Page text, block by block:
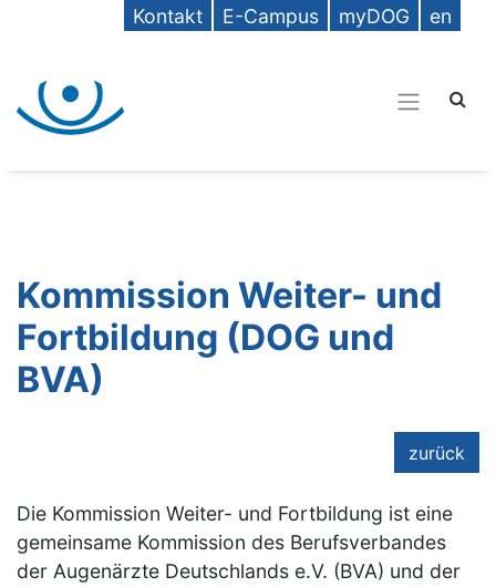
Kontakt E-Campus myDOG en
Kommission Weiter- und
Fortbildung (DOG und
BVA)
zurück
Die Kommission Weiter- und Fortbildung ist eine
gemeinsame Kommission des Berufsverbandes
der Augenärzte Deutschlands e.V. (BVA) und der